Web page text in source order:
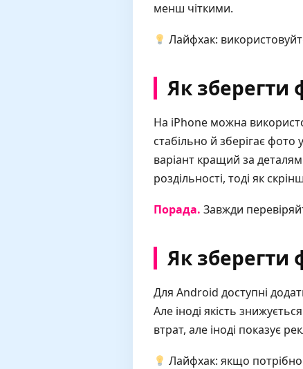
менш чіткими.
Лайфхак:
Як зберегти
На iPhone можна
стабільно й зберігає
варіант кращий за
роздільності, тоді як
Порада. Завжди
Як зберегти
Для Android доступні
Але іноді якість
втрат, але іноді показує
Лайфхак: якщо потрібно